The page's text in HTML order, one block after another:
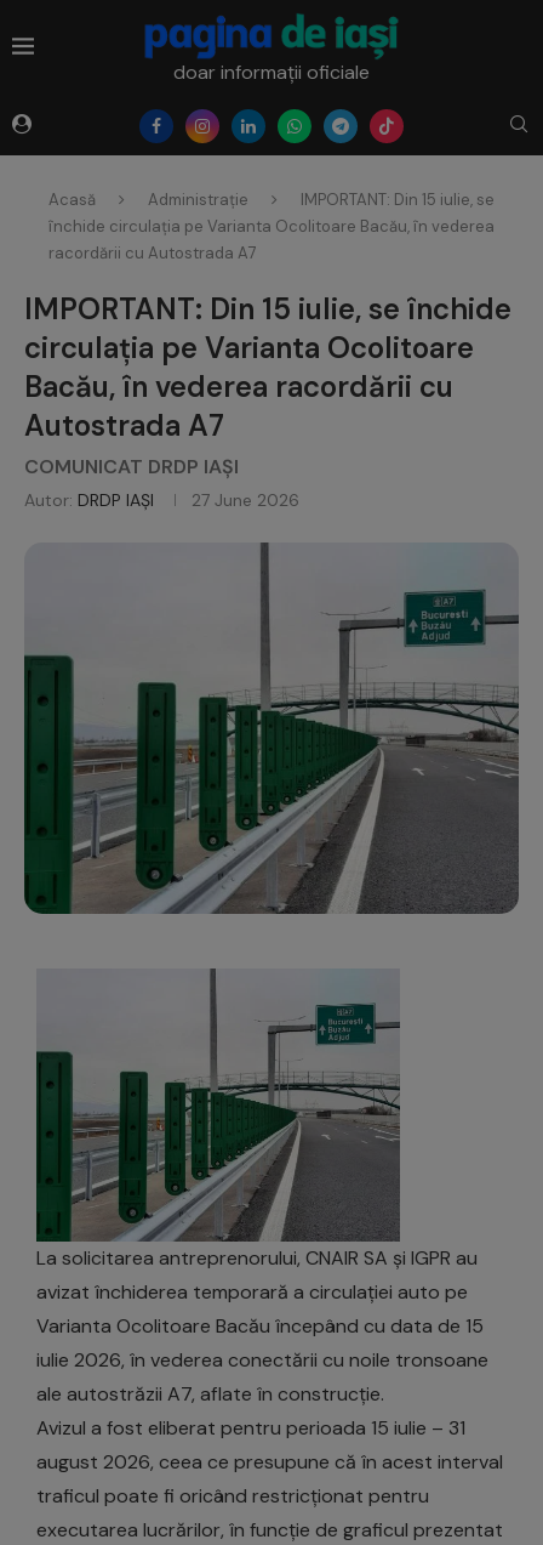
doar informații oficiale
Acasă Administrație
IMPORTANT: Din 15 iulie, se
închide circulația pe Varianta Ocolitoare Bacău, în vederea
racordării cu Autostrada A7
IMPORTANT: Din 15 iulie, se închide
circulația pe Varianta Ocolitoare
Bacău, în vederea racordării cu
Autostrada A7
COMUNICAT DRDP IAȘI
Autor: DRDP IAȘI 27 June 2026
La solicitarea antreprenorului, CNAIR SA și IGPR au
avizat închiderea temporară a circulației auto pe
Varianta Ocolitoare Bacău începând cu data de 15
iulie 2026, în vederea conectării cu noile tronsoane
ale autostrăzii A7, aflate în construcție.
Avizul a fost eliberat pentru perioada 15 iulie – 31
august 2026, ceea ce presupune că în acest interval
traficul poate fi oricând restricționat pentru
executarea lucrărilor, în funcție de graficul prezentat